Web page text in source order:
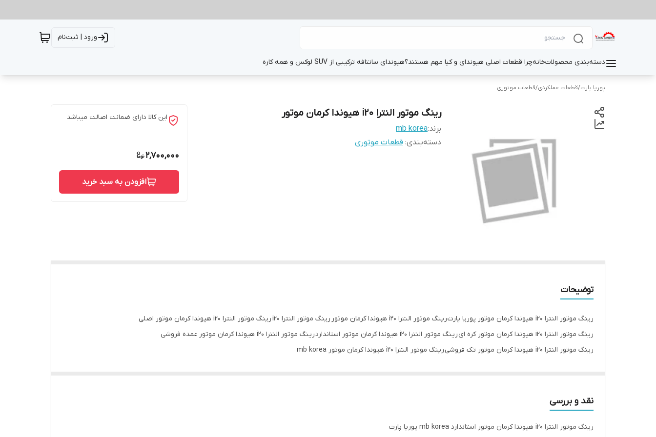
ورود | ثبت‌نام
دسته‌بندی محصولاتخانهچرا قطعات اصلی هیوندای و کیا مهم هستند؟هیوندای سانتافه ترکیبی از SUV لوکس و همه کاره
پوریا پارت/قطعات عملکردی/قطعات موتوری
رینگ موتور النترا i20 هیوندا کرمان موتور
برند:mb korea
دسته‌بندی: قطعات موتوری
این کالا دارای ضمانت اصالت میباشد
2,700,000
افزودن به سبد خرید
توضیحات
رینگ موتور النترا i20 هیوندا کرمان موتور پوریا پارت رینگ موتور النترا i20 هیوندا کرمان موتور رینگ موتور النترا i20 رینگ موتور النترا i20 هیوندا کرمان موتور اصلی
رینگ موتور النترا i20 هیوندا کرمان موتور کره ای رینگ موتور النترا i20 هیوندا کرمان موتور استاندارد رینگ موتور النترا i20 هیوندا کرمان موتور عمده فروشی
رینگ موتور النترا i20 هیوندا کرمان موتور تک فروشی رینگ موتور النترا i20 هیوندا کرمان موتور mb korea
نقد و بررسی
رینگ موتور النترا i20 هیوندا کرمان موتور استاندارد mb korea پوریا پارت